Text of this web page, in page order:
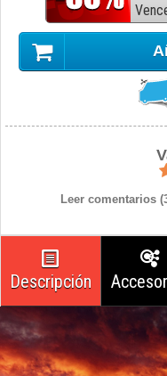
Leer comentarios (
Descripción